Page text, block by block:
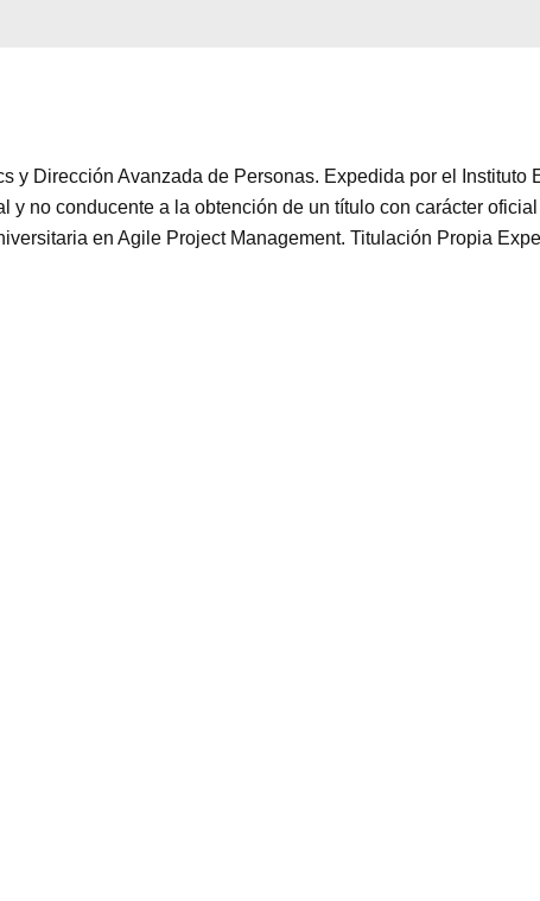
y Dirección Avanzada de Personas. Expedida por el Instituto
y no conducente a la obtención de un título con carácter
en Agile Project Management. Titulación Propia